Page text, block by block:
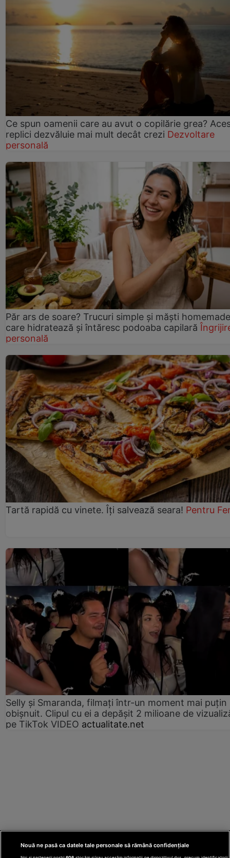
Ce spun oamenii care au avut o copilărie grea?
replici dezvăluie mai mult decât crezi Dezvoltare
personală
Păr ars de soare? Trucuri simple și măști homemade
care hidratează și întăresc podoaba capilară
personală
Tartă rapidă cu vinete. Îți salvează seara! Pentru
Selly și Smaranda, filmați într-un moment mai puțin
obișnuit. Clipul cu ei a depășit 2 milioane de
pe TikTok VIDEO actualitate.net
Nouă ne pasă ca datele tale personale să rămână confidențiale